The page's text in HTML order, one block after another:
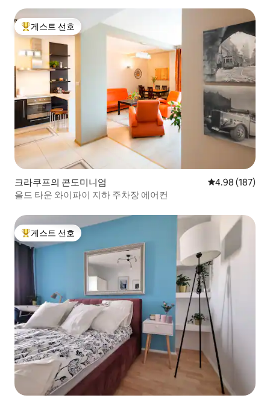
상위 게스트 선호
게스트 선호
크라쿠프의 콘도미니엄 평점 4.98점(5
4.98 (187)
올드 타운 와이파이 지하 주차장 에어컨
상위 게스트 선호
게스트 선호